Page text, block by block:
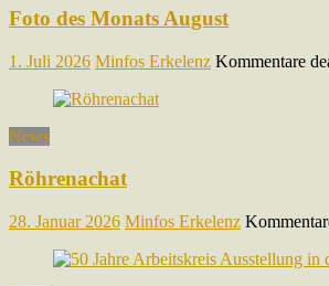
Foto des Monats August
1. Juli 2026 Minfos Erkelenz Kommentare
News
Röhrenachat
28. Januar 2026 Minfos Erkelenz